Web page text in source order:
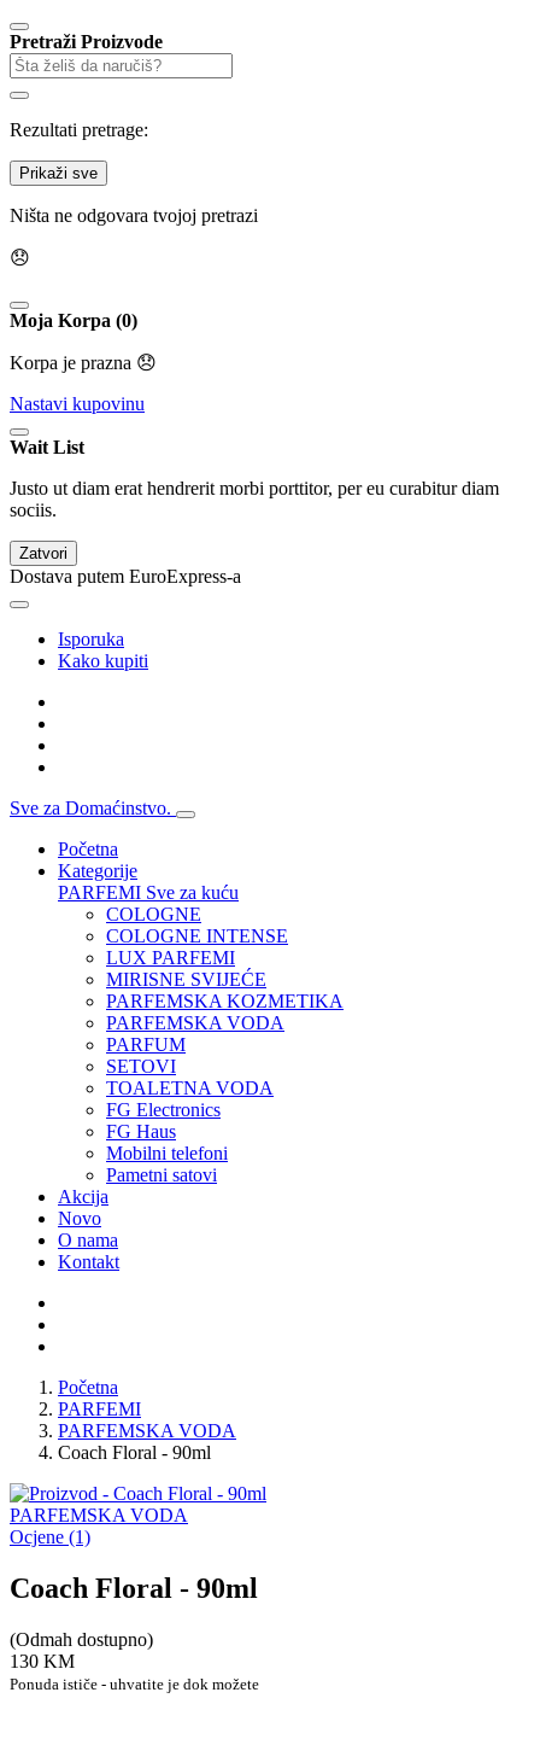
Pretraži Proizvode
Rezultati pretrage:
Prikaži sve
Ništa ne odgovara tvojoj pretrazi
😞
Moja Korpa (0)
Korpa je prazna 😞
Nastavi kupovinu
Wait List
Justo ut diam erat hendrerit morbi porttitor, per eu curabitur diam
sociis.
Zatvori
Dostava putem EuroExpress-a
Isporuka
Kako kupiti
Sve za Domaćinstvo.
Početna
Kategorije
PARFEMI Sve za kuću
COLOGNE
COLOGNE INTENSE
LUX PARFEMI
MIRISNE SVIJEĆE
PARFEMSKA KOZMETIKA
PARFEMSKA VODA
PARFUM
SETOVI
TOALETNA VODA
FG Electronics
FG Haus
Mobilni telefoni
Pametni satovi
Akcija
Novo
O nama
Kontakt
Početna
PARFEMI
PARFEMSKA VODA
Coach Floral - 90ml
PARFEMSKA VODA
Ocjene (1)
Coach Floral - 90ml
(Odmah dostupno)
130 KM
Ponuda ističe - uhvatite je dok možete